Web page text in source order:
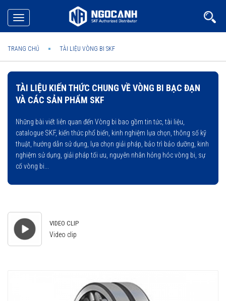
Toggle
navigation
TRANG CHỦ TÀI LIỆU VÒNG BI SKF
TÀI LIỆU KIẾN THỨC CHUNG VỀ VÒNG BI BẠC ĐẠN
VÀ CÁC SẢN PHẨM SKF
Những bài viết liên quan đến Vòng bi bao gồm tin tức, tài liệu,
catalogue SKF, kiến thức phổ biến, kinh nghiệm lựa chọn, thông số kỹ
thuật, hướng dẫn sử dụng, lựa chọn giải pháp, bảo trì bảo dưỡng, kinh
nghiệm sử dụng, giải pháp tối ưu, nguyên nhân hỏng hóc vòng bi, sự
cố vòng bi...
VIDEO CLIP
Video clip